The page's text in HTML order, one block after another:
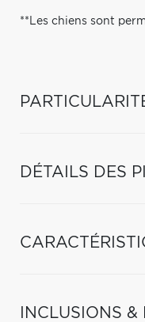
**Les chiens sont
DÉTAILS DES
INCLUSIONS